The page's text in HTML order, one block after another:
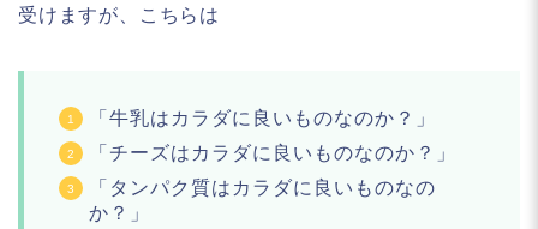
受けますが、こちらは
「牛乳はカラダに良いものなのか？」
「チーズはカラダに良いものなのか？」
「タンパク質はカラダに良いものなの
か？」